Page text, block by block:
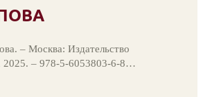
– Москва: Издательство
2025. – 978-5-6053803-6-8…